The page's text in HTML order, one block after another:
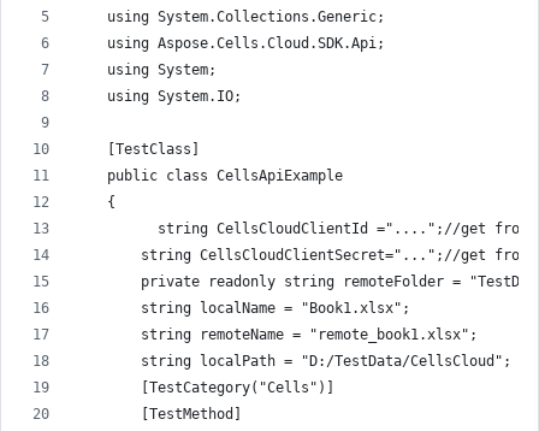
    using System.Collections.Generic;
    using Aspose.Cells.Cloud.SDK.Api;
    using System;
    using System.IO;
    [TestClass]
    public class CellsApiExample
    {
string CellsCloudClientId ="....";//get
string CellsCloudClientSecret="...";//get
private readonly string remoteFolder =
        string localName = "Book1.xlsx";
        string remoteName = "remote_book1.xlsx";
        string localPath = "D:/TestData/CellsCloud";
        [TestCategory("Cells")]
        [TestMethod]